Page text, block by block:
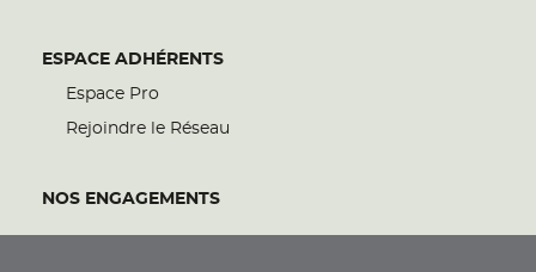
ESPACE ADHÉRENTS
Espace Pro
Rejoindre le Réseau
NOS ENGAGEMENTS